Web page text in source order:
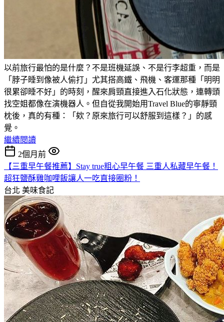
以前旅行最怕的是什麼？不是班機延誤、不是行李超重，而是
「脖子睡到像被人偷打」尤其搭高鐵、飛機、客運那種「明明
很累卻睡不好」的時刻，醒來肩頸直接進入石化狀態，連轉頭
找空姐都像在演機器人。但自從我開始用Travel Blue的寧靜頸
枕後，真的有種：「欸？原來旅行可以舒服到這樣？」的感
覺。
繼續閱讀
2個月前
【三重早午餐推薦】Stay true粗心早午餐 三重人私藏早午餐！
超狂鹽酥雞咖哩飯讓人一吃直接圈粉！
台北 美味食記